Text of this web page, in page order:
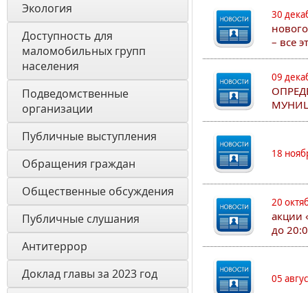
Экология
Доступность для
маломобильных групп
населения
Подведомственные
организации
Публичные выступления
Обращения граждан
Общественные обсуждения
Публичные слушания
Антитеррор
Доклад главы за 2023 год
30
– все
09
18
20
акции
до
05